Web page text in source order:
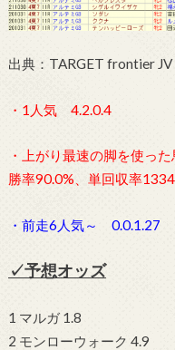
出典：TARGET frontier JV
・1人気 4.2.0.4
・上がり最速の脚を使っ
勝率90.0%、単回収率
・前走6人気～ 0.0.1.27
✓予想オッズ
1 マルガ 1.8
2 モンローウォーク 4.9